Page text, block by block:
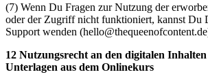
(7) Wenn Du Fragen zur Nutzung der
oder der Zugriff nicht funktioniert, kannst Du
Support wenden
12 Nutzungsrecht an den digitalen
Unterlagen aus dem Onlinekurs